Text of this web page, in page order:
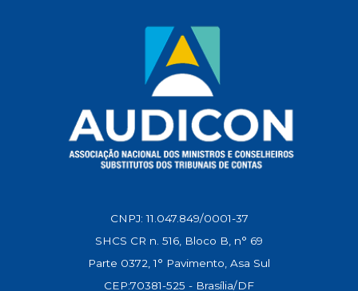
CNPJ: 11.047.849/0001-37
SHCS CR n. 516, Bloco B, n° 69
Parte 0372, 1° Pavimento, Asa Sul
CEP:70381-525 - Brasília/DF